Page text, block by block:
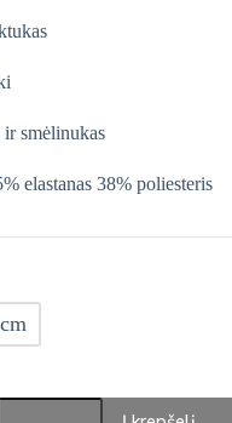
ir smėlinukas
elastanas 38% poliesteris